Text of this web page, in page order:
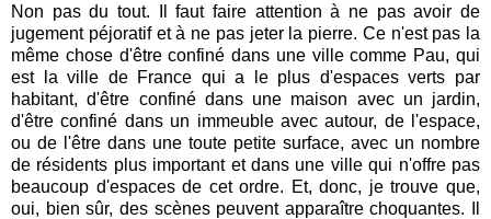
Non pas du tout. Il faut faire attention à ne pas avoir de
jugement péjoratif et à ne pas jeter la pierre. Ce n'est pas la
même chose d'être confiné dans une ville comme Pau, qui
est la ville de France qui a le plus d'espaces verts par
habitant, d'être confiné dans une maison avec un jardin,
d'être confiné dans un immeuble avec autour, de l'espace,
ou de l'être dans une toute petite surface, avec un nombre
de résidents plus important et dans une ville qui n'offre pas
beaucoup d'espaces de cet ordre. Et, donc, je trouve que,
oui, bien sûr, des scènes peuvent apparaître choquantes. Il